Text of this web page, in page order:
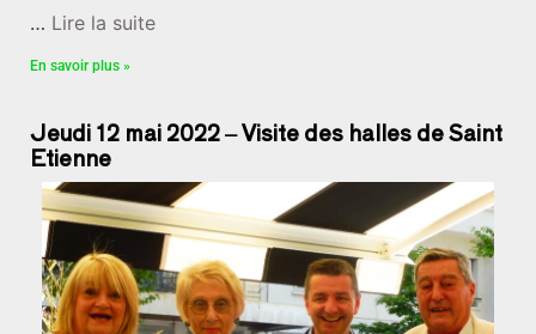
… Lire la suite
En savoir plus »
Jeudi 12 mai 2022 – Visite des halles de Saint
Etienne